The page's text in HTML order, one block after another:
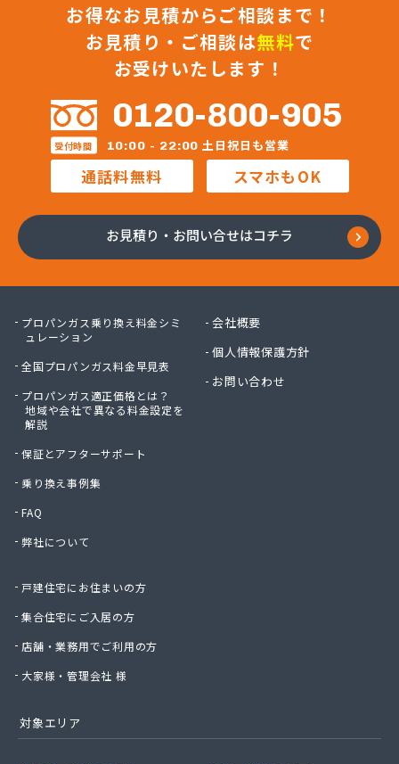
南州ガス供給センター有限会社
南部ガスセンター
NXエネルギー九州株式会社 鹿児島営業所
日米礦油株式会社 鹿児島LPガスターミナル
日米礦油株式会社 鹿児島支店
日米礦油株式会社 西之表営業所
日米礦油株式会社大隅第一営業所
日本ガスエネルギー株式会社鹿屋営業所
日本ガスエネルギー株式会社本社
樋脇商事有限会社
浜島ガス・自転車商会
北プロパン
有限会社カワバタ商産
有限会社ジャパンガス
有限会社はたのガス
有限会社みその商会
有限会社リンナイ商事
有限会社永田ガス住設
有限会社三栄石油商会
有限会社酒匂商会
有限会社小倉燃料
有限会社上ノ町商会
有限会社西俣ガス
有限会社前田燃料店
有限会社池田商会
お得なお見積からご相談まで！
お見積り・ご相談は無料で
お受けいたします！
0120-800-905
受付時間 10:00 - 22:00 土日祝日も営業
通話料無料 スマホもOK
お見積り・お問い合せはコチラ
プロパンガス乗り換え料金シミ
ュレーション
全国プロパンガス料金早見表
プロパンガス適正価格とは？
地域や会社で異なる料金設定を
解説
保証とアフターサポート
乗り換え事例集
FAQ
弊社について
戸建住宅にお住まいの方
集合住宅にご入居の方
店舗・業務用でご利用の方
大家様・管理会社 様
会社概要
個人情報保護方針
お問い合わせ
対象エリア